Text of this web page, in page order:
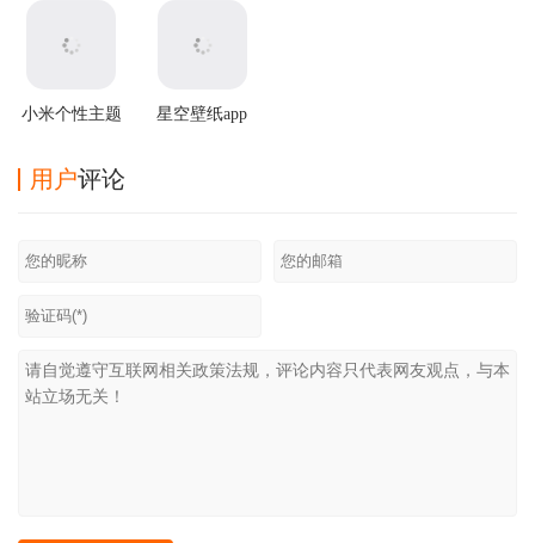
小米个性主题
星空壁纸app
用户评论